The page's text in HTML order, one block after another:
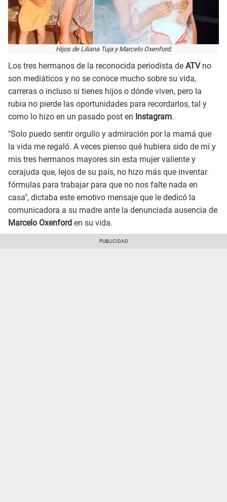
Hijos de Liliana Tuja y Marcelo Oxenford.
Los tres hermanos de la reconocida periodista de ATV no
son mediáticos y no se conoce mucho sobre su vida,
carreras o incluso si tienes hijos o dónde viven, pero la
rubia no pierde las oportunidades para recordarlos, tal y
como lo hizo en un pasado post en Instagram.
"Solo puedo sentir orgullo y admiración por la mamá que
la vida me regaló. A veces pienso qué hubiera sido de mí y
mis tres hermanos mayores sin esta mujer valiente y
corajuda que, lejos de su país, no hizo más que inventar
fórmulas para trabajar para que no nos falte nada en
casa", dictaba este emotivo mensaje que le dedicó la
comunicadora a su madre ante la denunciada ausencia de
Marcelo Oxenford en su vida.